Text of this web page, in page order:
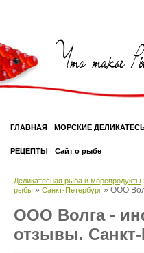
ГЛАВНАЯ МОРСКИЕ
РЕЦЕПТЫ Сайт о рыбе
Деликатесная рыба и морепродукты
рыбы » Санкт-Петербург » ООО
ООО Волга -
отзывы. Санкт-